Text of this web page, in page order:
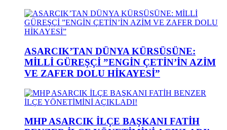
ASARCIK’TAN DÜNYA KÜRSÜSÜNE:
MİLLİ GÜREŞÇİ ”ENGİN ÇETİN’İN AZİM
VE ZAFER DOLU HİKAYESİ”
MHP ASARCIK İLÇE BAŞKANI FATİH